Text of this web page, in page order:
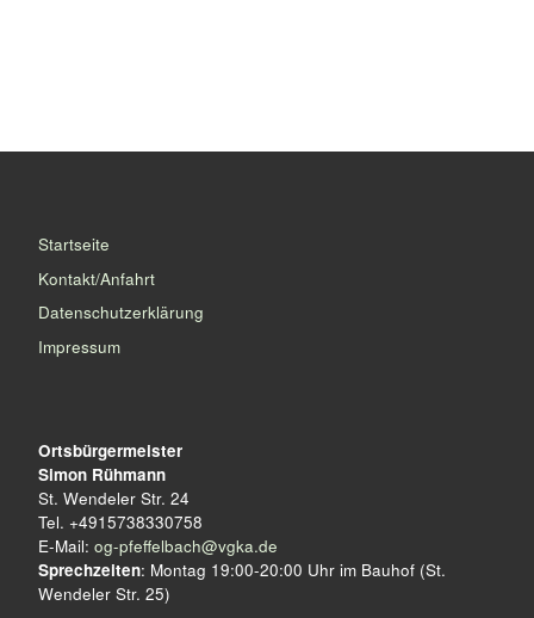
Startseite
Kontakt/Anfahrt
Datenschutzerklärung
Impressum
Ortsbürgermeister
Simon Rühmann
St. Wendeler Str. 24
Tel. +4915738330758
E-Mail: og-pfeffelbach@vgka.de
Sprechzeiten: Montag 19:00-20:00 Uhr im Bauhof (St.
Wendeler Str. 25)